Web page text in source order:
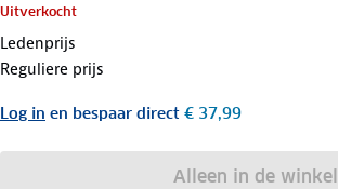
Uitverkocht
Ledenprijs
Reguliere prijs
Log in en bespaar direct € 37,99
Alleen in de winkel